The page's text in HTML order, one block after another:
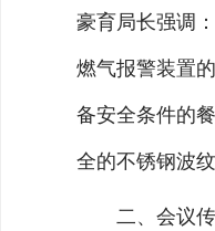
豪育局长强调
燃气报警装置
备安全条件的
全的不锈钢波纹
二、会议传